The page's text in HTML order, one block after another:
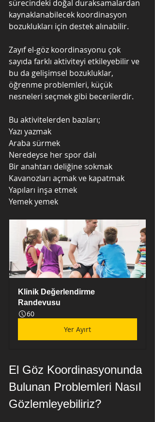
sürecindeki doğal duraksamalardan
kaynaklanabilecek koordinasyon
bozuklukları için destek alınabilir.
Zayıf el-göz koordinasyonu çok
sayıda farklı aktiviteyi etkileyebilir ve
bu da gelişimsel bozukluklar,
öğrenme problemleri, küçük
nesneleri seçmek gibi becerilerdir.
Bu aktivitelerden bazıları;
Yazı yazmak
Araba sürmek
Neredeyse her spor dalı
Bir anahtarı deliğine sokmak
Kavanozları açmak ve kapatmak
Yapıları inşa etmek
Yemek yemek
Klinik Değerlendirme
Randevusu
60
Yer Ayırt
El Göz Koordinasyonunda
Bulunan Problemleri Nasıl
Gözlemleyebiliriz?